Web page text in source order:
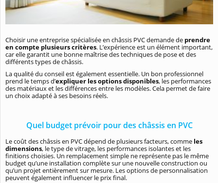
Choisir une entreprise spécialisée en châssis PVC demande de prendre
en compte plusieurs critères. L’expérience est un élément important,
car elle garantit une bonne maîtrise des techniques de pose et des
différents types de châssis.
La qualité du conseil est également essentielle. Un bon professionnel
prend le temps d’expliquer les options disponibles, les performances
des matériaux et les différences entre les modèles. Cela permet de faire
un choix adapté à ses besoins réels.
Quel budget prévoir pour des châssis en PVC
Le coût des châssis en PVC dépend de plusieurs facteurs, comme les
dimensions, le type de vitrage, les performances isolantes et les
finitions choisies. Un remplacement simple ne représente pas le même
budget qu’une installation complète sur une nouvelle construction ou
qu’un projet entièrement sur mesure. Les options de personnalisation
peuvent également influencer le prix final.